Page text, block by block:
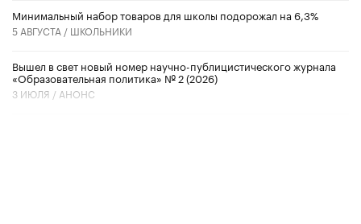
Минимальный набор товаров для школы подорожал на 6,3%
5 АВГУСТА / ШКОЛЬНИКИ
Вышел в свет новый номер научно-публицистического журнала
«Образовательная политика» № 2 (2026)
3 ИЮЛЯ / АНОНС